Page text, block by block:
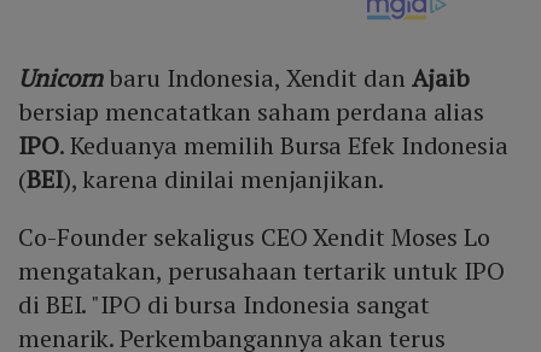
Unicornbaru Indonesia, Xendit dan Ajaib
bersiap mencatatkan saham perdana alias
IPO. Keduanya memilih Bursa Efek Indonesia
(BEI), karena dinilai menjanjikan.
Co-Founder sekaligus CEO Xendit Moses Lo
mengatakan, perusahaan tertarik untuk IPO
di BEI. "IPO di bursa Indonesia sangat
menarik. Perkembangannya akan terus